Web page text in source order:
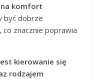
komfort
być dobrze
znacznie poprawia
kierowanie się
rodzajem